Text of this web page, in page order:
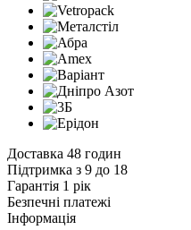
Доставка 48 годин
Підтримка з 9 до 18
Гарантія 1 рік
Безпечні платежі
Інформація